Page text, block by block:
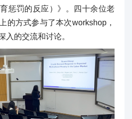
惩罚的反应）》。四十余位老
的方式参与了本次workshop，
入的交流和讨论。